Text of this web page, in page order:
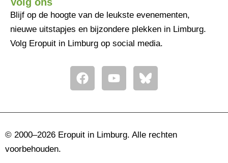
Blijf op de hoogte van de leukste evenementen,
nieuwe uitstapjes en bijzondere plekken in Limburg.
Volg Eropuit in Limburg op social media.
F
a
o
Y
o
b
© 2000–2026 Eropuit in Limburg. Alle rechten
voorbehouden.